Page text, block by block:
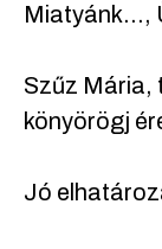
Miatyánk…,
Szűz Mária,
könyörögj
Jó